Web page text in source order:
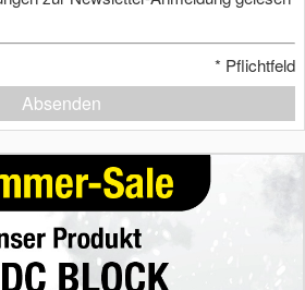
* Pflichtfeld
Absenden